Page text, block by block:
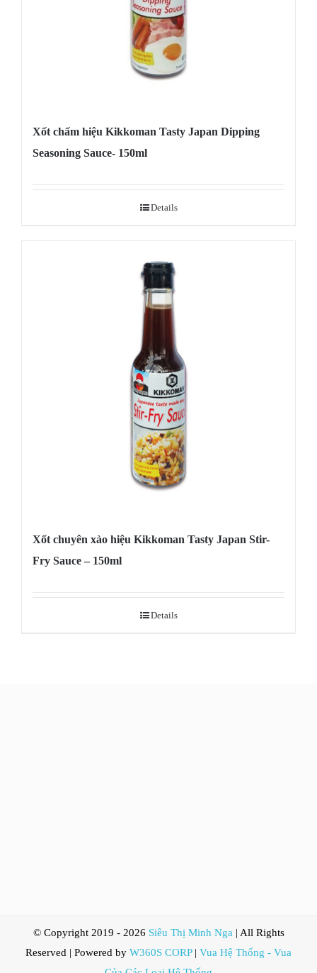
Xốt chấm hiệu Kikkoman Tasty Japan Dipping
Seasoning Sauce- 150ml
Details
Xốt chuyên xào hiệu Kikkoman Tasty Japan Stir-
Fry Sauce – 150ml
Details
© Copyright 2019 - 2026 Siêu Thị Minh Nga | All Rights
Reserved | Powered by W360S CORP| Vua Hệ Thống - Vua